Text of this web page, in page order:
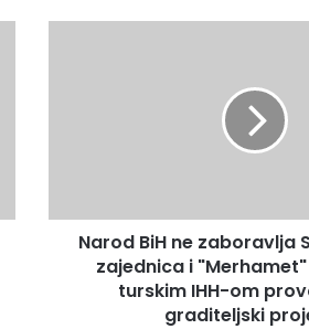
n
Narod BiH ne zaboravlja
zajednica i
turskim IHH-om
graditeljski